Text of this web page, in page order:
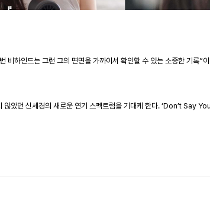
하인드는 그런 그의 면면을 가까이서 확인할 수 있는 소중한 기록”
않았던 신세경의 새로운 연기 스펙트럼을 기대케 한다. ‘Don’t Say